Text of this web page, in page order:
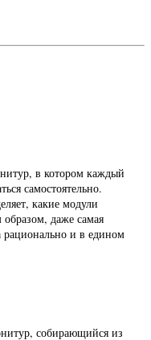
в котором каждый
самостоятельно.
какие модули
даже самая
рационально и в едином
собирающийся из